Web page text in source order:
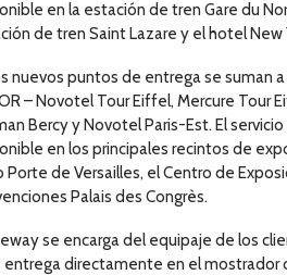
en la estación de tren Gare du
de tren Saint Lazare y el hotel New
nuevos puntos de entrega se suman
– Novotel Tour Eiffel, Mercure Tour
Bercy y Novotel Paris-Est. El
en los principales recintos de
Porte de Versailles, el Centro de
Palais des Congrès.
se encarga del equipaje de los
entrega directamente en el mostrador